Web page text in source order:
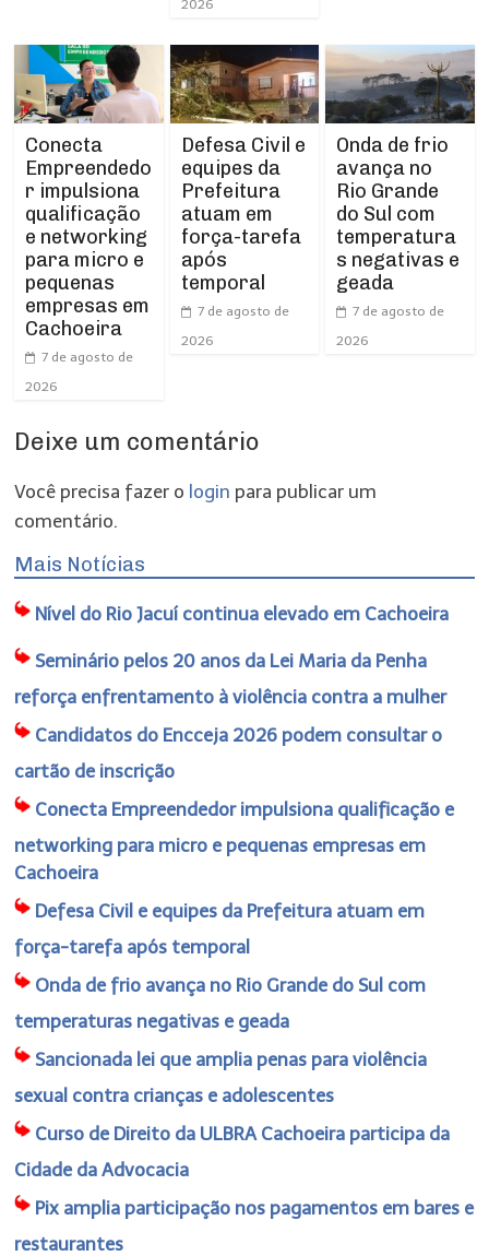
2026
Conecta
Empreendedo
r impulsiona
qualificação
e networking
para micro e
pequenas
empresas em
Cachoeira
7 de agosto de
2026
Defesa Civil e
equipes da
Prefeitura
atuam em
força-tarefa
após
temporal
7 de agosto de
2026
Onda de frio
avança no
Rio Grande
do Sul com
temperatura
s negativas e
geada
7 de agosto de
2026
Deixe um comentário
Você precisa fazer o login para publicar um
comentário.
Mais Notícias
Nível do Rio Jacuí continua elevado em Cachoeira
Seminário pelos 20 anos da Lei Maria da Penha
reforça enfrentamento à violência contra a mulher
Candidatos do Encceja 2026 podem consultar o
cartão de inscrição
Conecta Empreendedor impulsiona qualificação e
networking para micro e pequenas empresas em
Cachoeira
Defesa Civil e equipes da Prefeitura atuam em
força-tarefa após temporal
Onda de frio avança no Rio Grande do Sul com
temperaturas negativas e geada
Sancionada lei que amplia penas para violência
sexual contra crianças e adolescentes
Curso de Direito da ULBRA Cachoeira participa da
Cidade da Advocacia
Pix amplia participação nos pagamentos em bares e
restaurantes